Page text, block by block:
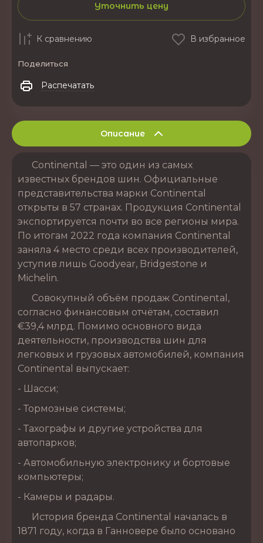
Уточнить цену
К сравнению В избранное
Поделиться
Распечатать
Описание
Continental — это один из самых
известных брендов шин. Официальные
представительства марки Continental
открыты в 57 странах. Продукция Continental
экспортируется почти во все регионы мира.
По итогам 2022 года компания Continental
заняла 4 место среди всех производителей,
уступив лишь Goodyear, Bridgestone и
Michelin.
Совокупный объём продаж Continental,
согласно финансовым отчётам, составил
€39,4 млрд. Помимо основного вида
деятельности, производства шин для
легковых и грузовых автомобилей, компания
Continental выпускает:
- Шасси;
- Тормозные системы;
- Тахографы и другие устройства для
автопарков;
- Автомобильную электронику и бортовые
компьютеры;
- Камеры и радары.
История бренда Continental началась в
1871 году, когда в Ганновере было основано